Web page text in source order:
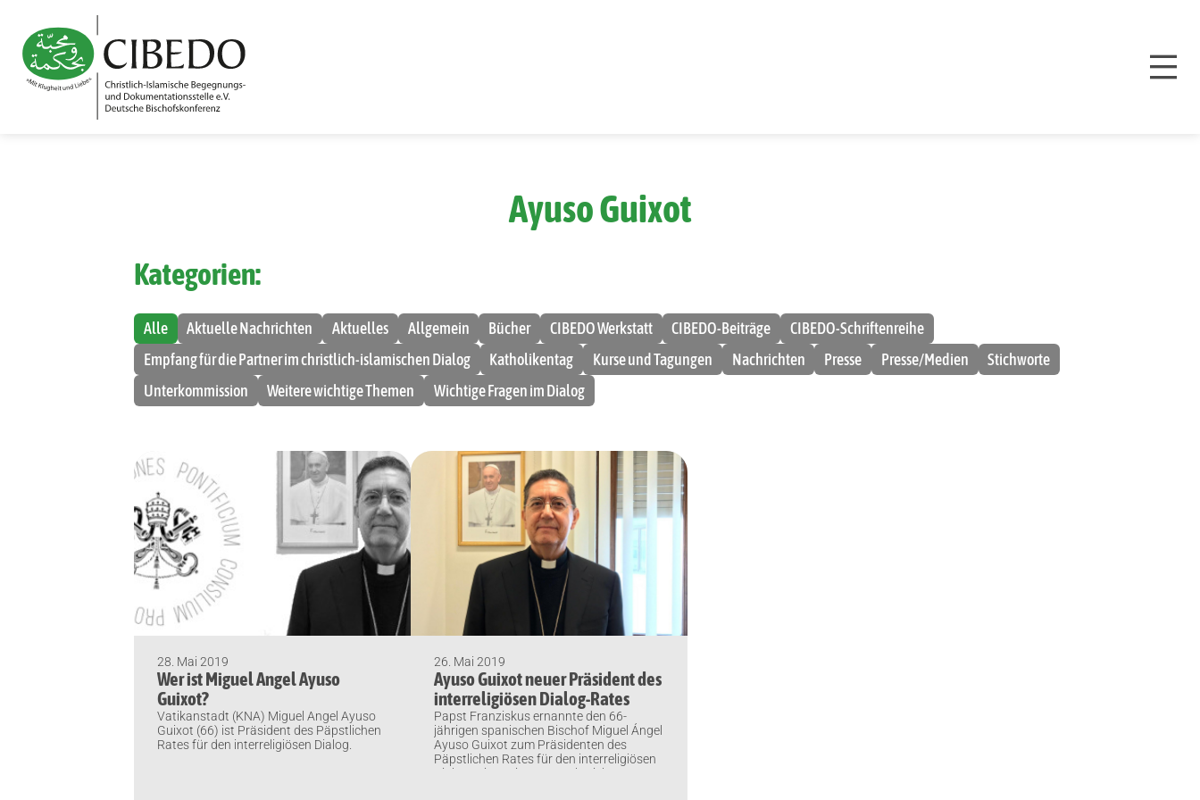
Ayuso Guixot
Kategorien:
Alle Aktuelle Nachrichten Aktuelles Allgemein Bücher CIBEDO Werkstatt CIBEDO-Beiträge
CIBEDO-Schriftenreihe
Empfang für die Partner im christlich-islamischen Dialog
Katholikentag Kurse und Tagungen Nachrichten Presse Presse/Medien
Stichworte
Unterkommission
Weitere wichtige Themen Wichtige Fragen im Dialog
28. Mai 2019
Wer ist Miguel Angel Ayuso
Guixot?
Vatikanstadt (KNA) Miguel Angel Ayuso
Guixot (66) ist Präsident des Päpstlichen
Rates für den interreligiösen Dialog.
26. Mai 2019
Ayuso Guixot neuer Präsident des
interreligiösen Dialog-Rates
Papst Franziskus ernannte den 66-
jährigen spanischen Bischof Miguel Ángel
Ayuso Guixot zum Präsidenten des
Päpstlichen Rates für den interreligiösen
Dialog, wie Vatican News berichtet.